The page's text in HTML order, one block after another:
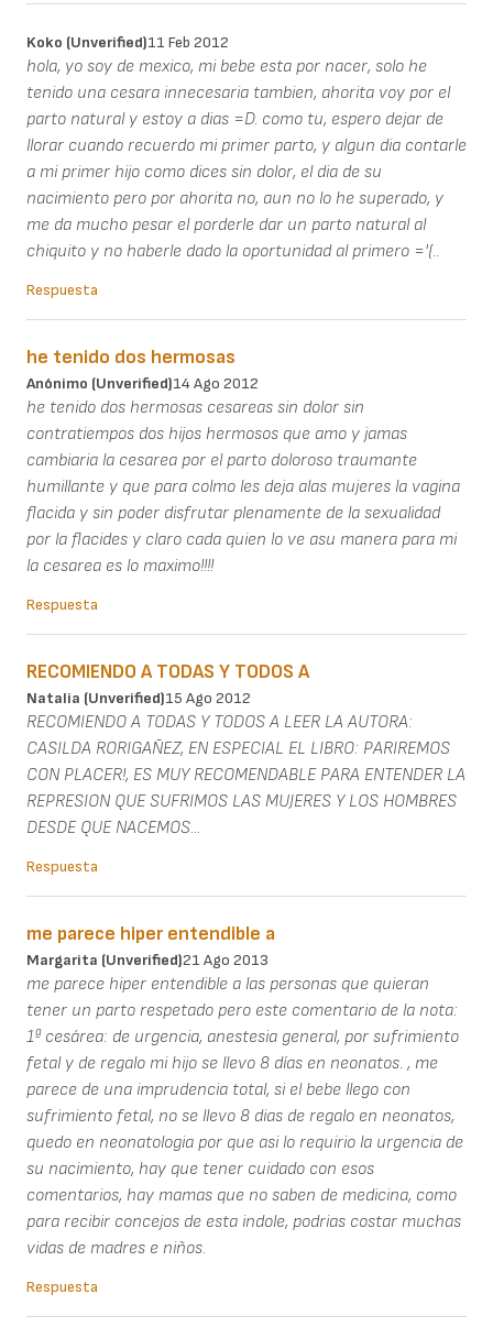
Koko (unverified)11 Feb 2012
hola, yo soy de mexico, mi bebe esta por nacer, solo he
tenido una cesara innecesaria tambien, ahorita voy por el
parto natural y estoy a dias =D. como tu, espero dejar de
llorar cuando recuerdo mi primer parto, y algun dia contarle
a mi primer hijo como dices sin dolor, el dia de su
nacimiento pero por ahorita no, aun no lo he superado, y
me da mucho pesar el porderle dar un parto natural al
chiquito y no haberle dado la oportunidad al primero ='(..
Respuesta
he tenido dos hermosas
Anónimo (unverified)14 Ago 2012
he tenido dos hermosas cesareas sin dolor sin
contratiempos dos hijos hermosos que amo y jamas
cambiaria la cesarea por el parto doloroso traumante
humillante y que para colmo les deja alas mujeres la vagina
flacida y sin poder disfrutar plenamente de la sexualidad
por la flacides y claro cada quien lo ve asu manera para mi
la cesarea es lo maximo!!!!
Respuesta
RECOMIENDO A TODAS Y TODOS A
Natalia (unverified)15 Ago 2012
RECOMIENDO A TODAS Y TODOS A LEER LA AUTORA:
CASILDA RORIGAÑEZ, EN ESPECIAL EL LIBRO: PARIREMOS
CON PLACER!, ES MUY RECOMENDABLE PARA ENTENDER LA
REPRESION QUE SUFRIMOS LAS MUJERES Y LOS HOMBRES
DESDE QUE NACEMOS...
Respuesta
me parece hiper entendible a
Margarita (unverified)21 Ago 2013
me parece hiper entendible a las personas que quieran
tener un parto respetado pero este comentario de la nota:
1ª cesárea: de urgencia, anestesia general, por sufrimiento
fetal y de regalo mi hijo se llevo 8 días en neonatos. , me
parece de una imprudencia total, si el bebe llego con
sufrimiento fetal, no se llevo 8 dias de regalo en neonatos,
quedo en neonatologia por que asi lo requirio la urgencia de
su nacimiento, hay que tener cuidado con esos
comentarios, hay mamas que no saben de medicina, como
para recibir concejos de esta indole, podrias costar muchas
vidas de madres e niños.
Respuesta